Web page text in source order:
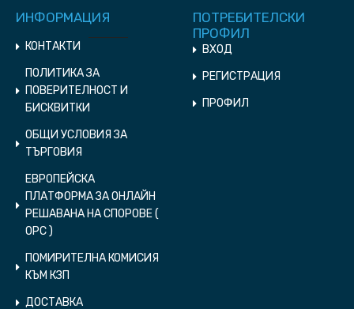
ИНФОРМАЦИЯ
КОНТАКТИ
ПОЛИТИКА ЗА
ПОВЕРИТЕЛНОСТ И
БИСКВИТКИ
ОБЩИ УСЛОВИЯ ЗА
ТЪРГОВИЯ
ЕВРОПЕЙСКА
ПЛАТФОРМА ЗА ОНЛАЙН
РЕШАВАНА НА СПОРОВЕ (
ОPC )
ПОМИРИТЕЛНА КОМИСИЯ
КЪМ КЗП
ДОСТАВКА
ПОТРЕБИТЕЛСКИ
ПРОФИЛ
ВХОД
РЕГИСТРАЦИЯ
ПРОФИЛ